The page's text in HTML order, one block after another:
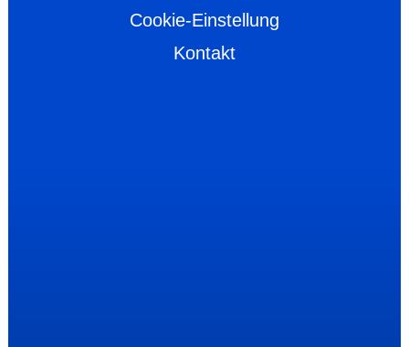
Cookie-Einstellung
Kontakt